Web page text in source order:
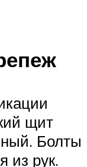
щит
Болты
из рук.